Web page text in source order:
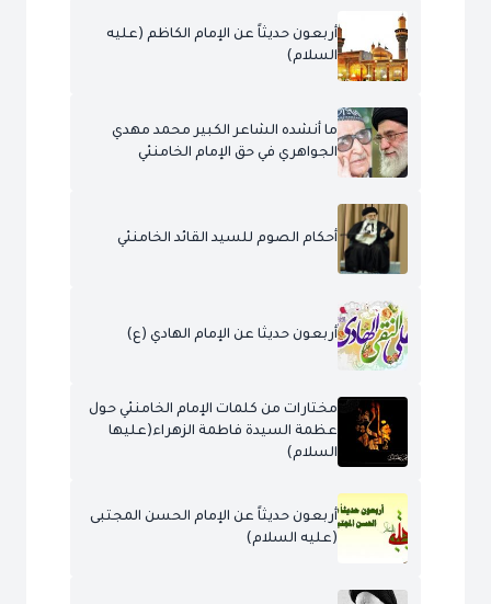
أربعون حديثاً عن الإمام الكاظم (عليه
السلام)
ما أنشده الشاعر الكبير محمد مهدي
الجواهري في حق الإمام الخامنئي
أحكام الصوم للسيد القائد الخامنئي
أربعون حديثا عن الإمام الهادي (ع)
مختارات من كلمات الإمام الخامنئي حول
عظمة السيدة فاطمة الزهراء(عليها
السلام)
أربعون حديثاً عن الإمام الحسن المجتبى
(عليه السلام)